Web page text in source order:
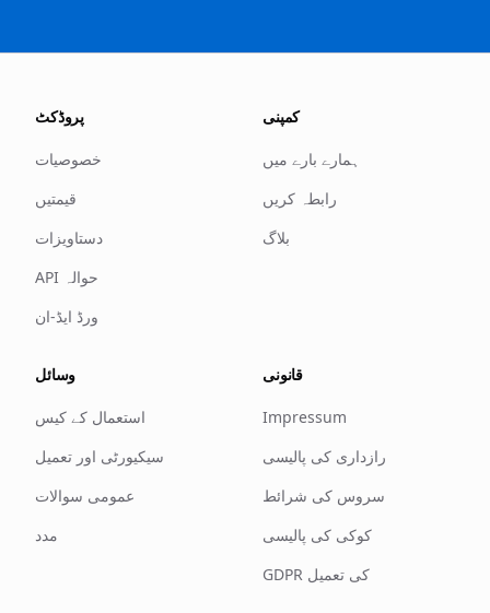
پروڈکٹ
خصوصیات
قیمتیں
دستاویزات
API حوالہ
ورڈ ایڈ-ان
کمپنی
ہمارے بارے میں
رابطہ کریں
بلاگ
وسائل
استعمال کے کیس
سیکیورٹی اور تعمیل
عمومی سوالات
مدد
قانونی
Impressum
رازداری کی پالیسی
سروس کی شرائط
کوکی کی پالیسی
GDPR کی تعمیل